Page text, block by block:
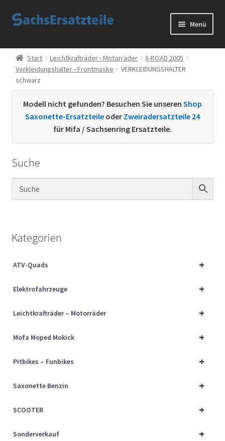
Zur
Zum
Menü
Start
AGB
Datenschutzerklärung
Sachs Ersatzteile
Über uns
Vertrag widerrufen
Widerrufsbelehrung
Cart
Checkout
Start Leichtkrafträder - Motorräder
X-ROAD 2005
Verkleidungshalter - Frontmaske
VERKLEIDUNGSHALTER
schwarz
Modell nicht gefunden? Besuchen Sie unseren Shop
Saxonette-Ersatzteile oder Zweiradersatzteile 24
für Mifa / Sachsenring Ersatzteile.
Suche
Kategorien
+
ATV-Quads
+
Elektrofahrzeuge
+
Leichtkrafträder – Motorräder
+
Mofa Moped Mokick
+
Pitbikes – Funbikes
+
Saxonette Benzin
+
SCOOTER
+
Sonderverkauf